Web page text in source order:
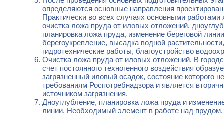
определяются основные направления
Практически во всех случаях основными работами
очистка ложа пруда от иловых отложений,
планировка ложа пруда, изменение береговой
берегоукрепление, высадка водной растительности,
гидротехнические работы, благоустройство
Очистка ложа пруда от иловых отложений. В
счет постоянного техногенного воздействия
загрязненный иловый осадок, состояние которого
требованиям Роспотребнадзора и является
источником загрязнения.
Дноуглубление, планировка ложа пруда и
линии. Необходимый элемент в работе над